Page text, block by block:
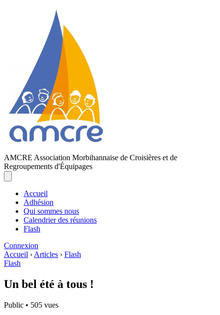
AMCRE Association Morbihannaise de Croisières et de
Regroupements d'Équipages
Accueil
Adhésion
Qui sommes nous
Calendrier des réunions
Flash
Connexion
Accueil › Articles › Flash
Flash
Un bel été à tous !
Public • 505 vues